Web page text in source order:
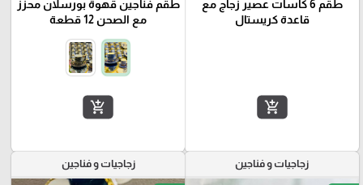
طقم 6 كاسات عصير زجاج مع
قاعدة كريستال
add_shopping_cart
طقم فناجين قهوة بورسلان محزز
مع الصحن 12 قطعة
add_shopping_cart
زجاجيات و فناجين زجاجيات و فناجين